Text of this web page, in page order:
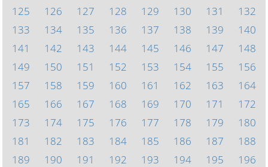
125
126 127 128 129 130 131
132
133
134 135 136 137 138 139
140
141
142 143 144 145 146 147
148
149
150 151 152 153 154 155
156
157
158 159 160 161 162 163
164
165
166 167 168 169 170 171
172
173
174 175 176 177 178 179
180
181
182 183 184 185 186 187
188
189
190 191 192 193 194 195
196